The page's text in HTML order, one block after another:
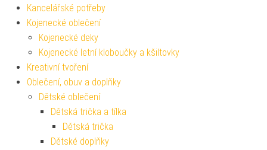
Kancelářské potřeby
Kojenecké oblečení
Kojenecké deky
Kojenecké letní kloboučky a kšiltovky
Kreativní tvoření
Oblečení, obuv a doplňky
Dětské oblečení
Dětská trička a tílka
Dětská trička
Dětské doplňky